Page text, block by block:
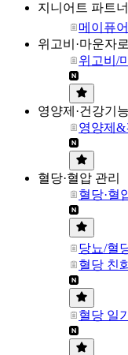
지니어트 파트
메이퓨
위고비·마운자로
위고비/
영양제·건강기
영양제
혈당·혈압 관리
혈당·혈
당뇨/혈
혈당 친
혈당 일기